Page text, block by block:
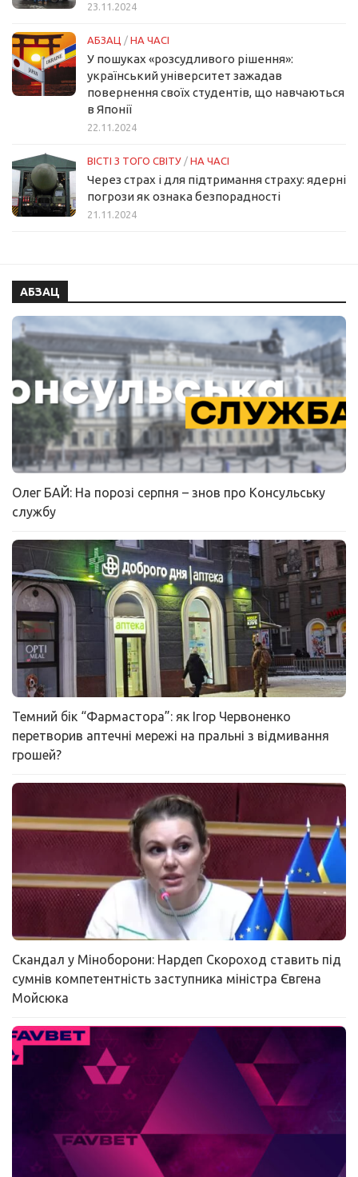
23.11.2024
АБЗАЦ / НА ЧАСІ
У пошуках «розсудливого рішення»:
український університет зажадав
повернення своїх студентів, що навчаються
в Японії
22.11.2024
ВІСТІ З ТОГО СВІТУ / НА ЧАСІ
Через страх і для підтримання страху: ядерні
погрози як ознака безпорадності
21.11.2024
АБЗАЦ
Олег БАЙ: На порозі серпня – знов про Консульську
службу
Темний бік “Фармастора”: як Ігор Червоненко
перетворив аптечні мережі на пральні з відмивання
грошей?
Скандал у Міноборони: Нардеп Скороход ставить під
сумнів компетентність заступника міністра Євгена
Мойсюка